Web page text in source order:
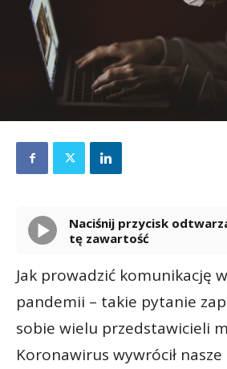
Naciśnij przycisk odtwarzania, aby odsłuchać
tę zawartość
Jak prowadzić komunikację
pandemii – takie pytanie
sobie wielu przedstawicieli
Koronawirus wywrócił